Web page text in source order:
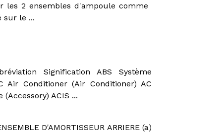
les 2 ensembles d'ampoule comme
sur le ...
Signification ABS Système
Air Conditioner (Air Conditioner) AC
ACIS ...
D'AMORTISSEUR ARRIERE (a)